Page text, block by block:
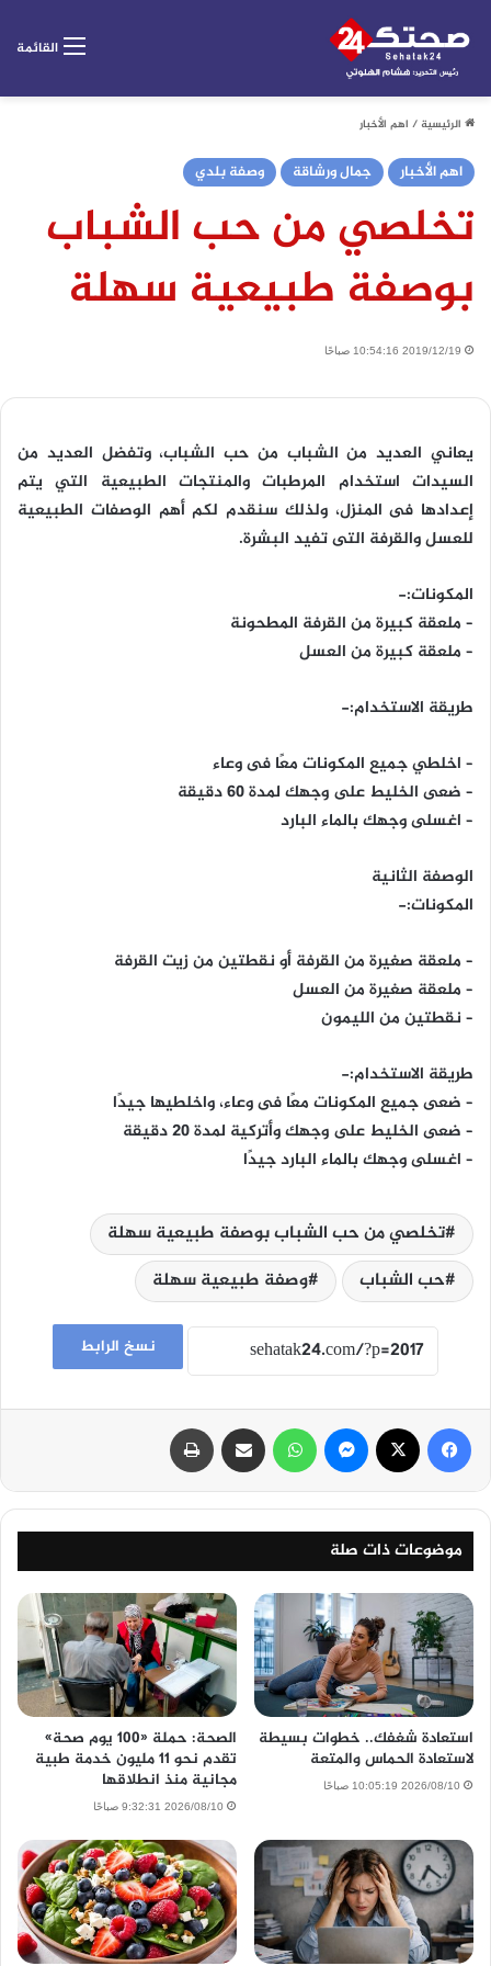
القائمة
الرئيسية/ اهم الأخبار
اهم الأخبار جمال ورشاقة وصفة بلدي
تخلصي من حب الشباب
بوصفة طبيعية سهلة
2019/12/19 10:54:16 صباحًا
يعاني العديد من الشباب من حب الشباب، وتفضل العديد من
السيدات استخدام المرطبات والمنتجات الطبيعية التي يتم
إعدادها فى المنزل، ولذلك سنقدم لكم أهم الوصفات الطبيعية
للعسل والقرفة التى تفيد البشرة.
المكونات:-
– ملعقة كبيرة من القرفة المطحونة
– ملعقة كبيرة من العسل
طريقة الاستخدام:-
– اخلطي جميع المكونات معًا فى وعاء
– ضعى الخليط على وجهك لمدة 60 دقيقة
– اغسلى وجهك بالماء البارد
الوصفة الثانية
المكونات:-
– ملعقة صغيرة من القرفة أو نقطتين من زيت القرفة
– ملعقة صغيرة من العسل
– نقطتين من الليمون
طريقة الاستخدام:-
– ضعى جميع المكونات معًا فى وعاء، واخلطيها جيدًا
– ضعى الخليط على وجهك وأتركية لمدة 20 دقيقة
– اغسلى وجهك بالماء البارد جيدًا
تخلصي من حب الشباب بوصفة طبيعية سهلة
حب الشباب
وصفة طبيعية سهلة
نسخ الرابط
فيسبوك ماسنجر واتساب مشاركة عبر البريد
موضوعات ذات صلة
استعادة شغفك.. خطوات بسيطة
لاستعادة الحماس والمتعة
2026/08/10 10:05:19 صباحًا
الصحة: حملة «100 يوم صحة»
تقدم نحو 11 مليون خدمة طبية
مجانية منذ انطلاقها
2026/08/10 9:32:31 صباحًا